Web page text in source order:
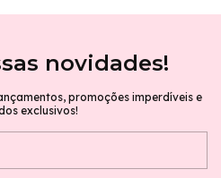
novidades!
promoções imperdíveis e
exclusivos!